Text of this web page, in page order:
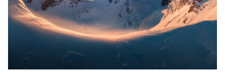
Zubehör
Loading...
Licht & Studio
Loading...